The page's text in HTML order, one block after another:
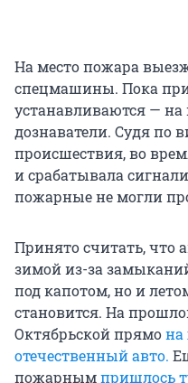
На место пожара
спецмашины. Пока
устанавливаются — на
дознаватели. Судя по
происшествия, во
и срабатывала
пожарные не могли
Принято считать, что
зимой из-за
под капотом, но и
становится. На
Октябрьской прямона
отечественный авто.
пожарнымпришлось